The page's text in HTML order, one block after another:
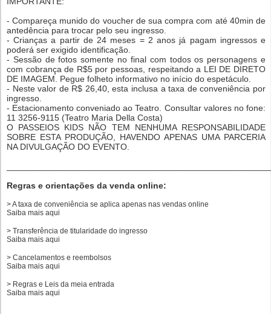
- Compareça munido do voucher de sua compra com até 40min de
antedência para trocar pelo seu ingresso.
- Crianças a partir de 24 meses = 2 anos já pagam ingressos e
poderá ser exigido identificação.
- Sessão de fotos somente no final com todos os personagens e
com cobrança de R$5 por pessoas, respeitando a LEI DE DIRETO
DE IMAGEM. Pegue folheto informativo no início do espetáculo.
- Neste valor de R$ 26,40, esta inclusa a taxa de conveniência por
ingresso.
- Estacionamento conveniado ao Teatro. Consultar valores no fone:
11 3256-9115 (Teatro Maria Della Costa)
O PASSEIOS KIDS NÃO TEM NENHUMA RESPONSABILIDADE
SOBRE ESTA PRODUÇÃO, HAVENDO APENAS UMA PARCERIA
NA DIVULGAÇÃO DO EVENTO.
Regras e orientações da venda online:
> A taxa de conveniência se aplica apenas nas vendas online
Saiba mais aqui
> Transferência de titularidade do ingresso
Saiba mais aqui
> Cancelamentos e reembolsos
Saiba mais aqui
> Regras e Leis da meia entrada
Saiba mais aqui